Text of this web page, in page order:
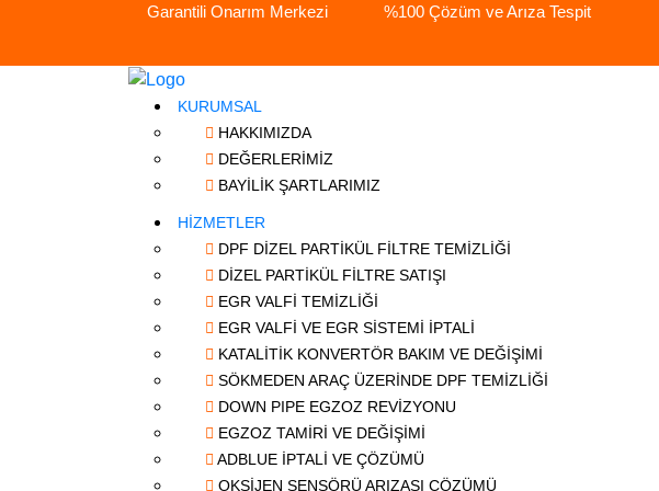
Garantili Onarım Merkezi %100 Çözüm ve Arıza Tespit
KURUMSAL
HAKKIMIZDA
DEĞERLERİMİZ
BAYİLİK ŞARTLARIMIZ
HİZMETLER
DPF DİZEL PARTİKÜL FİLTRE TEMİZLİĞİ
DİZEL PARTİKÜL FİLTRE SATIŞI
EGR VALFİ TEMİZLİĞİ
EGR VALFİ VE EGR SİSTEMİ İPTALİ
KATALİTİK KONVERTÖR BAKIM VE DEĞİŞİMİ
SÖKMEDEN ARAÇ ÜZERİNDE DPF TEMİZLİĞİ
DOWN PIPE EGZOZ REVİZYONU
EGZOZ TAMİRİ VE DEĞİŞİMİ
ADBLUE İPTALİ VE ÇÖZÜMÜ
OKSİJEN SENSÖRÜ ARIZASI ÇÖZÜMÜ